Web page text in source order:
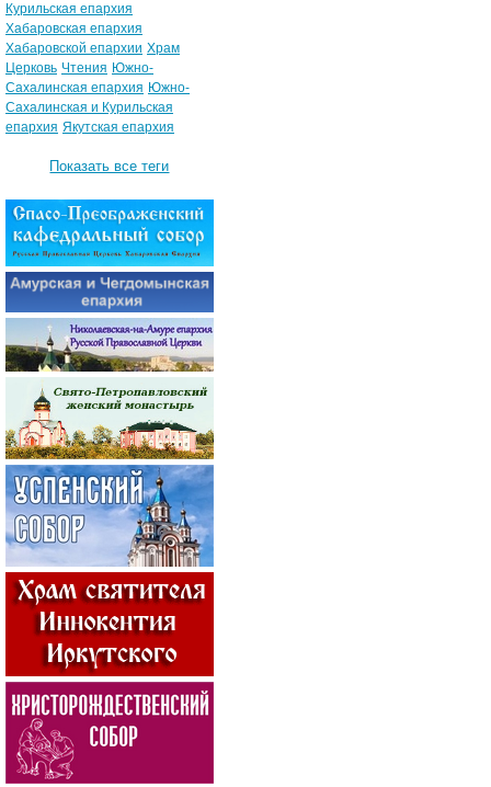
Курильская епархия
Хабаровская епархия
Хабаровской епархии Храм
Церковь Чтения Южно-
Сахалинская епархия Южно-
Сахалинская и Курильская
епархия Якутская епархия
Показать все теги